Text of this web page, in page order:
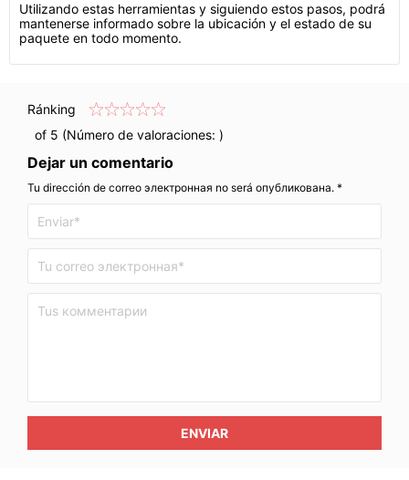
Utilizando estas herramientas y siguiendo estos pasos, podrá
mantenerse informado sobre la ubicación y el estado de su
paquete en todo momento.
Ránking
of 5 (Número de valoraciones: )
Dejar un comentario
Tu dirección de correo электронная no será опубликована. *
ENVIAR